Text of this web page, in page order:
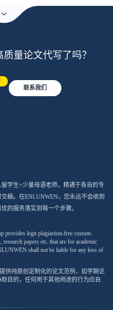
量论文代写了吗？
联系我们
学生+少量母语老师，精通于各自的专
稿。在ENLUNWEN，您永远不会收到
的服务落实到每一个步骤。
provides legit plagiarism-free custom-
papers etc. that are for academic
shall not be liable for any loss of
供纯原创定制化的论文范例，如学期论
目的，任何用于其他用途的行为应自